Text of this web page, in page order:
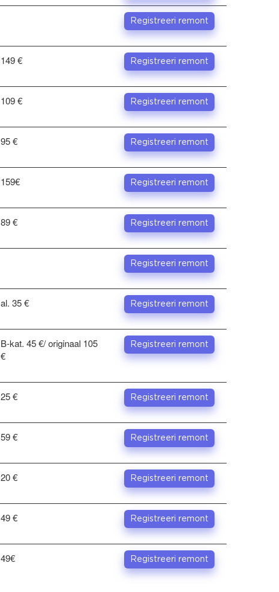
Registreeri remont
149 € Registreeri remont
109 € Registreeri remont
95 € Registreeri remont
159€ Registreeri remont
89 € Registreeri remont
Registreeri remont
al. 35 € Registreeri remont
B-kat. 45 €/ originaal 105
€
Registreeri remont
25 € Registreeri remont
59 € Registreeri remont
20 € Registreeri remont
49 € Registreeri remont
49€ Registreeri remont